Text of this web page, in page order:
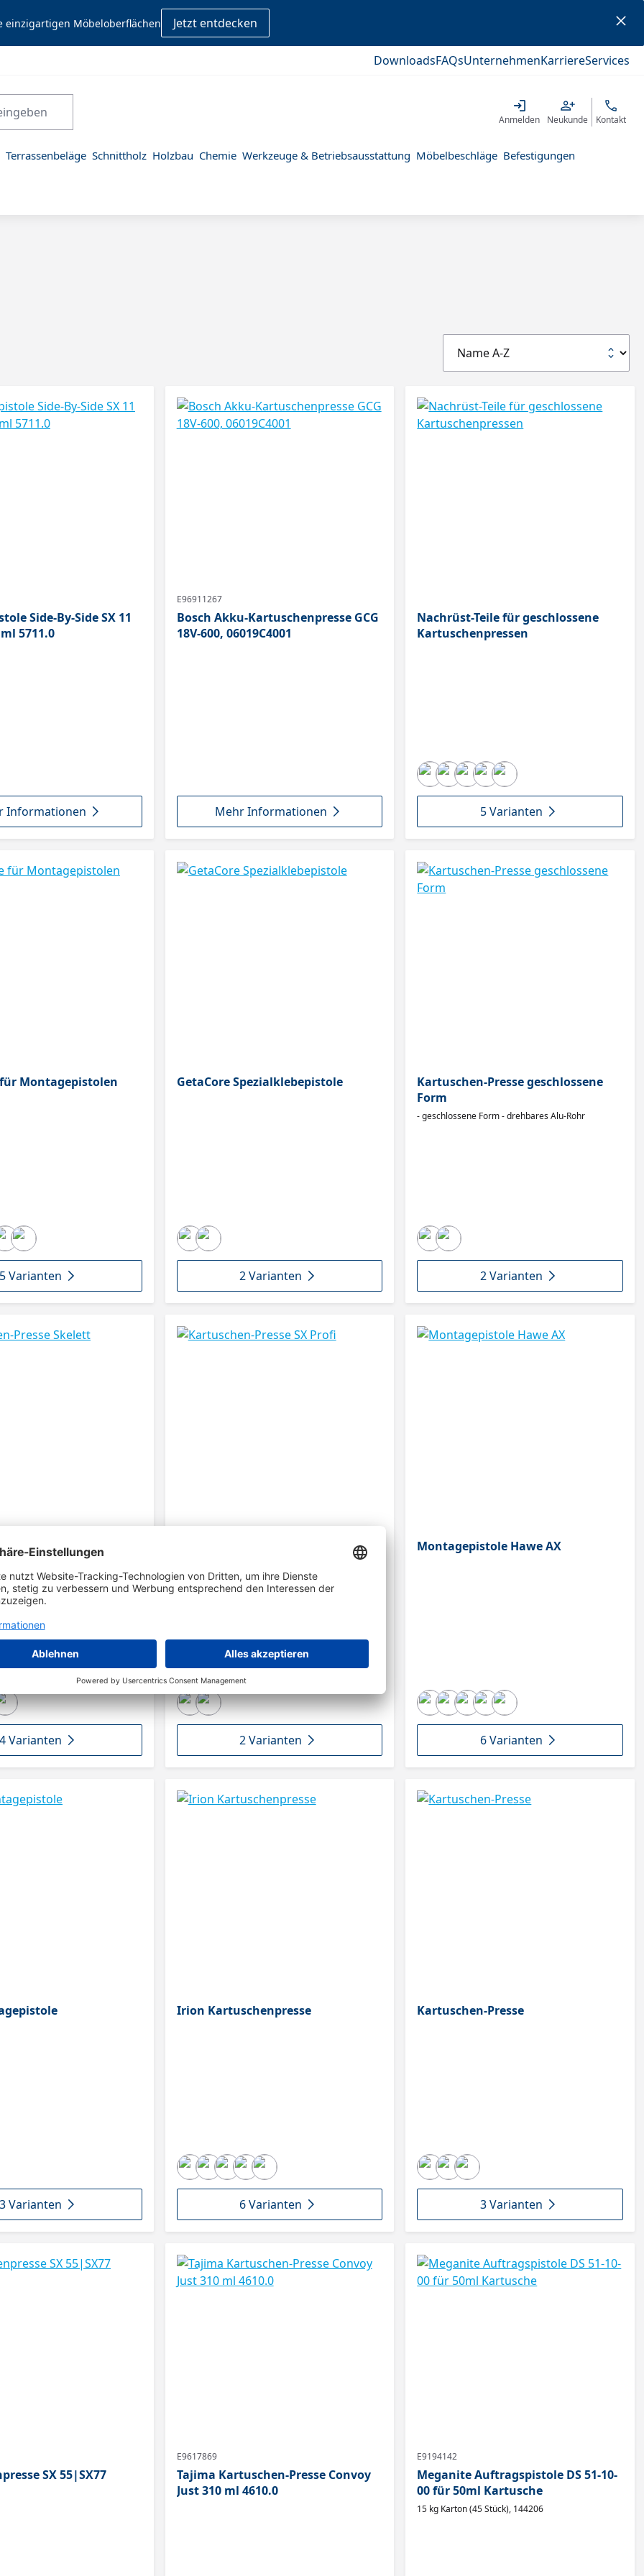
einzigartigen Möbeloberflächen Jetzt entdecken
DownloadsFAQsUnternehmenKarriereServices
Anmelden Neukunde Kontakt
Terrassenbeläge Schnittholz Holzbau Chemie Werkzeuge & Betriebsausstattung Möbelbeschläge Befestigungen
Side-By-Side SX 11
5711.0
Informationen
E96911267
Bosch Akku-Kartuschenpresse GCG
18V-600, 06019C4001
Mehr Informationen
Nachrüst-Teile für geschlossene
Kartuschenpressen
5 Varianten
Montagepistolen
Varianten
GetaCore Spezialklebepistole
2 Varianten
Kartuschen-Presse geschlossene
Form
- geschlossene Form - drehbares Alu-Rohr
2 Varianten
Kartuschen-Presse Skelett
Varianten
Geschlossene Kartuschenpresse für 310ml
Kartuschen und Schlauchdichtmassen mit
2 Varianten
Montagepistole Hawe AX
6 Varianten
Varianten
Irion Kartuschenpresse
6 Varianten
Kartuschen-Presse
3 Varianten
SX 55|SX77
E9617869
Tajima Kartuschen-Presse Convoy
Just 310 ml 4610.0
E9194142
Meganite Auftragspistole DS 51-10-
00 für 50ml Kartusche
15 kg Karton (45 Stück), 144206